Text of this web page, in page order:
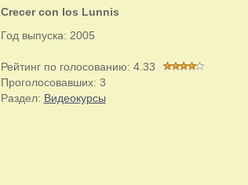
Crecer con los Lunnis
Год выпуска: 2005
Рейтинг по голосованию: 4.33
Проголосовавших: 3
Раздел: Видеокурсы